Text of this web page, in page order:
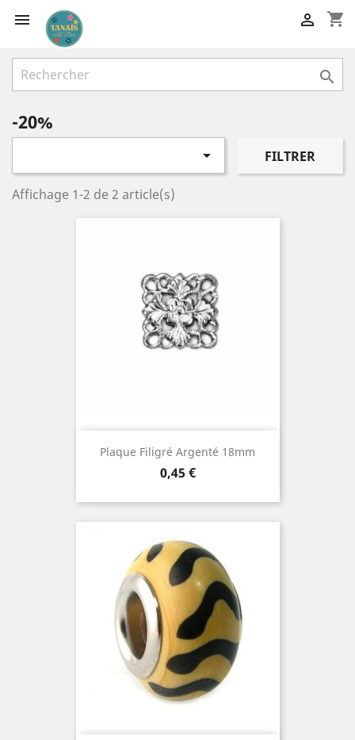
 shopping_cart


-20%
 FILTRER
Affichage 1-2 de 2 article(s)
Plaque Filigré Argenté 18mm
Prix
0,45 €